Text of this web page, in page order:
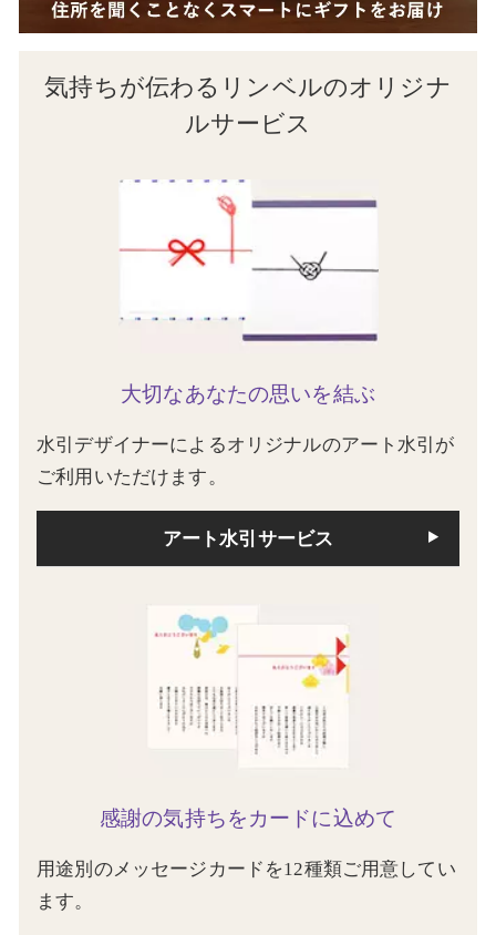
気持ちが伝わるリンベルのオリジナ
ルサービス
大切なあなたの思いを結ぶ
水引デザイナーによるオリジナルのアート水引が
ご利用いただけます。
アート水引サービス
感謝の気持ちをカードに込めて
用途別のメッセージカードを12種類ご用意してい
ます。